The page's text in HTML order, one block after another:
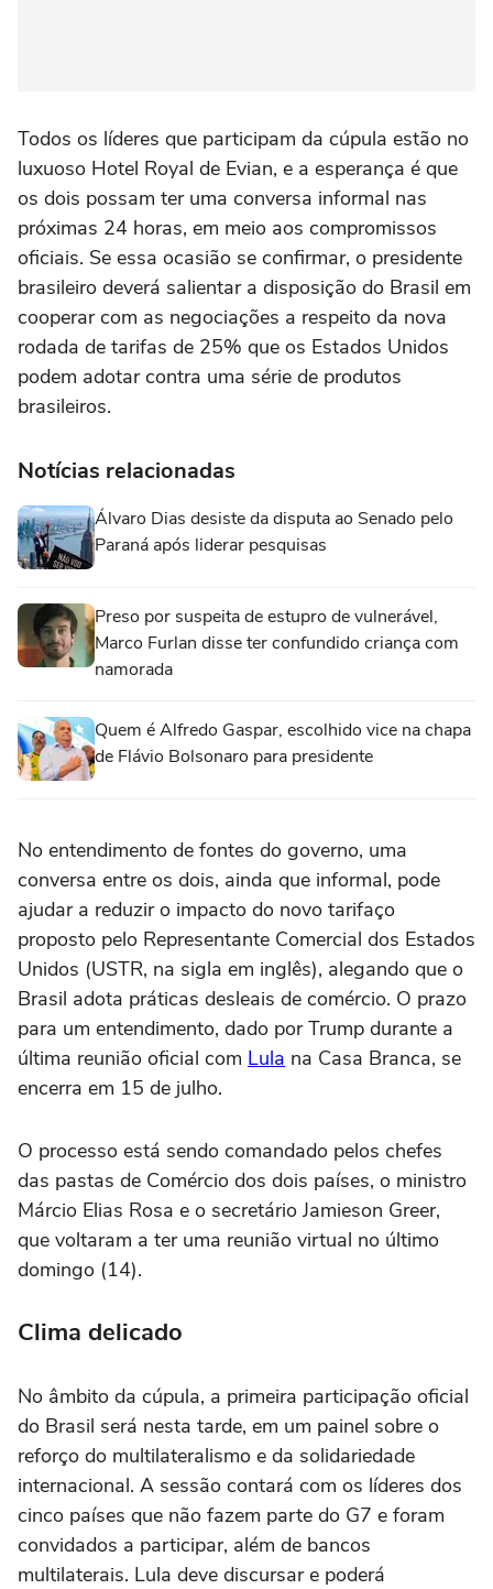
Todos os líderes que participam da cúpula estão no
luxuoso Hotel Royal de Evian, e a esperança é que
os dois possam ter uma conversa informal nas
próximas 24 horas, em meio aos compromissos
oficiais. Se essa ocasião se confirmar, o presidente
brasileiro deverá salientar a disposição do Brasil em
cooperar com as negociações a respeito da nova
rodada de tarifas de 25% que os Estados Unidos
podem adotar contra uma série de produtos
brasileiros.
Notícias relacionadas
Álvaro Dias desiste da disputa ao Senado pelo
Paraná após liderar pesquisas
Preso por suspeita de estupro de vulnerável,
Marco Furlan disse ter confundido criança com
namorada
Quem é Alfredo Gaspar, escolhido vice na chapa
de Flávio Bolsonaro para presidente
No entendimento de fontes do governo, uma
conversa entre os dois, ainda que informal, pode
ajudar a reduzir o impacto do novo tarifaço
proposto pelo Representante Comercial dos Estados
Unidos (USTR, na sigla em inglês), alegando que o
Brasil adota práticas desleais de comércio. O prazo
para um entendimento, dado por Trump durante a
última reunião oficial com Lula na Casa Branca, se
encerra em 15 de julho.
O processo está sendo comandado pelos chefes
das pastas de Comércio dos dois países, o ministro
Márcio Elias Rosa e o secretário Jamieson Greer,
que voltaram a ter uma reunião virtual no último
domingo (14).
Clima delicado
No âmbito da cúpula, a primeira participação oficial
do Brasil será nesta tarde, em um painel sobre o
reforço do multilateralismo e da solidariedade
internacional. A sessão contará com os líderes dos
cinco países que não fazem parte do G7 e foram
convidados a participar, além de bancos
multilaterais. Lula deve discursar e poderá